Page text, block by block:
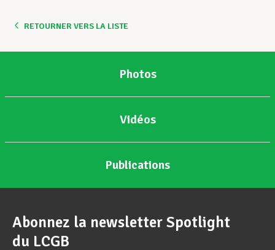
RETOURNER VERS LA LISTE
Photos
Vidéos
Publications
Abonnez la newsletter Spotlight
du LCGB